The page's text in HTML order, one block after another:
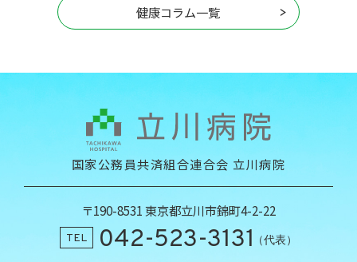
健康コラム一覧
国家公務員共済組合連合会 立川病院
〒190-8531 東京都立川市錦町4-2-22
TEL 042-523-3131 （代表）